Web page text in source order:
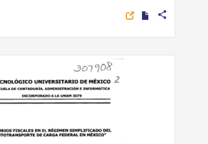
share